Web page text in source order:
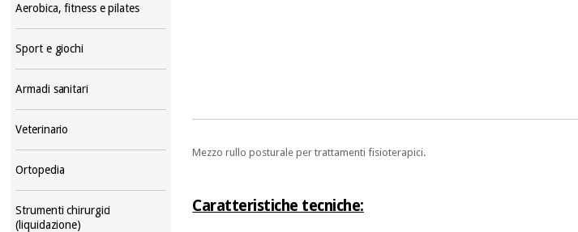
Aerobica, fitness e pilates
Sport e giochi
Armadi sanitari
Veterinario
Ortopedia
Strumenti chirurgici
(liquidazione)
Mezzo rullo posturale per trattamenti fisioterapici.
Caratteristiche tecniche: